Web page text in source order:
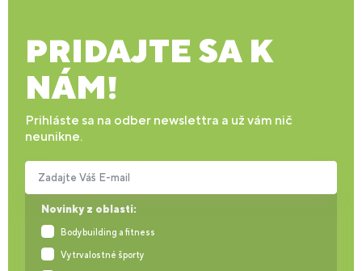
PRIDAJTE SA K
NÁM!
Prihláste sa na odber newslettra a už vám nič
neunikne.
Novinky z oblasti:
Bodybuilding a fitness
Vytrvalostné športy
Zadajte Váš E-mail